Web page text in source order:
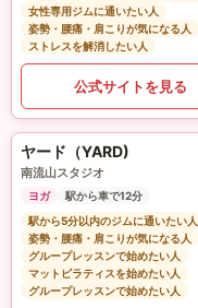
女性専用ジムに通いたい人
姿勢・腰痛・肩こりが気になる人
ストレスを解消したい人
公式サイトを見る
ヤード（YARD)
南流山スタジオ
ヨガ
駅から車で12分
駅から5分以内のジムに通いたい人
姿勢・腰痛・肩こりが気になる人
グループレッスンで始めたい人
マットピラティスを始めたい人
グループレッスンで始めたい人